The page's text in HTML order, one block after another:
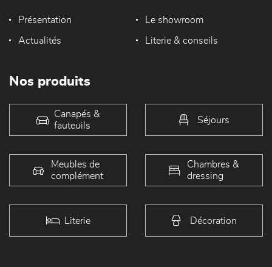
Présentation Le showroom
Actualités Literie & conseils
Nos produits
Canapés &
fauteuils
Séjours
Meubles de
complément
Chambres &
dressing
Literie Décoration